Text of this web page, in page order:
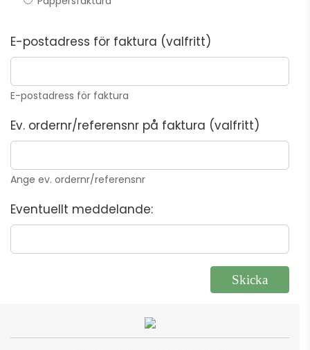
E-postadress för faktura (valfritt)
E-postadress för faktura
Ev. ordernr/referensnr på faktura (valfritt)
Ange ev. ordernr/referensnr
Eventuellt meddelande: